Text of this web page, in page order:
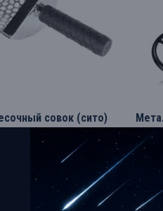
Scoop V8
совок (сито)
43.60€